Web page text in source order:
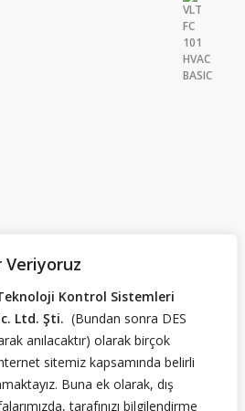
Veriyoruz
Kontrol Sistemleri
Ltd. Şti. (Bundan sonra DES
anılacaktır) olarak birçok
sitemiz kapsamında belirli
Buna ek olarak, dış
tarafınızı bilgilendirme
Fazıl Bulvarı. Keyap Çarşı E2